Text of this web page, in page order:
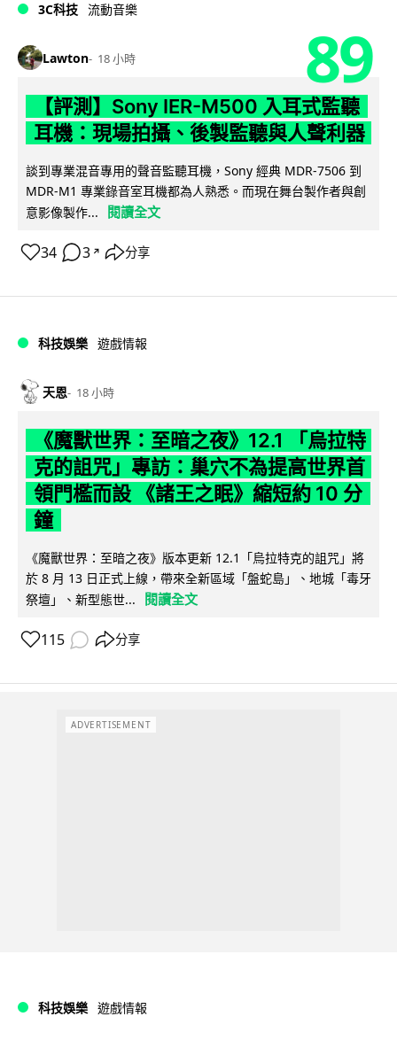
3C科技 流動音樂
Lawton 18 小時 89
【評測】Sony IER-M500 入耳式監聽
耳機：現場拍攝、後製監聽與人聲利器
談到專業混音專用的聲音監聽耳機，Sony 經典 MDR-7506 到
MDR-M1 專業錄音室耳機都為人熟悉。而現在舞台製作者與創
意影像製作...
閱讀全文
34 3 ↗ 分享
科技娛樂 遊戲情報
天恩 18 小時
《魔獸世界：至暗之夜》12.1 「烏拉特
克的詛咒」專訪：巢穴不為提高世界首
領門檻而設 《諸王之眠》縮短約 10 分
鐘
《魔獸世界：至暗之夜》版本更新 12.1「烏拉特克的詛咒」將
於 8 月 13 日正式上線，帶來全新區域「盤蛇島」、地城「毒牙
祭壇」、新型態世...
閱讀全文
115 分享
ADVERTISEMENT
科技娛樂 遊戲情報